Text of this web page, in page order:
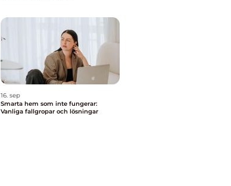
16. sep
Smarta hem som inte fungerar:
Vanliga fallgropar och lösningar